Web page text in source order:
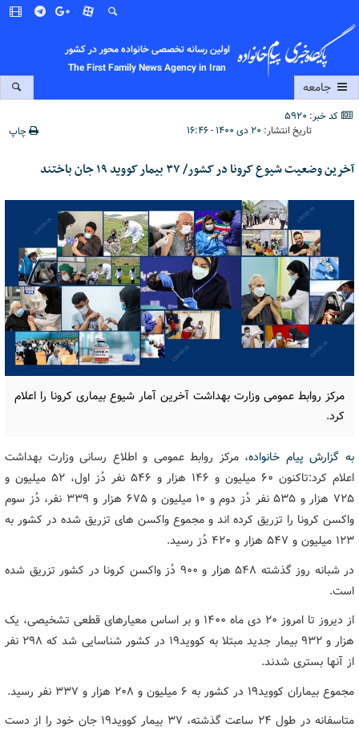
اولین رسانه تخصصی خانواده محور در کشور
The First Family News Agency in Iran
جامعه
کد خبر: 5920
تاریخ انتشار: ۲۰ دی ۱۴۰۰ - ۱۶:۴۶ چاپ
آخرین وضعیت شیوع کرونا در کشور/ ۳۷ بیمار کووید ۱۹ جان باختند
مرکز روابط عمومی وزارت بهداشت آخرین آمار شیوع بیماری کرونا را اعلام
کرد.
به گزارش پیام خانواده، مرکز روابط عمومی و اطلاع رسانی وزارت بهداشت
اعلام کرد:تاکنون ۶۰ میلیون و ۱۴۶ هزار و ۵۴۶ نفر دُز اول، ۵۲ میلیون و
۷۲۵ هزار و ۵۳۵ نفر دُز دوم و ۱۰ میلیون و ۶۷۵ هزار و ۳۳۹ نفر، دُز سوم
واکسن کرونا را تزریق کرده اند و مجموع واکسن های تزریق شده در کشور به
۱۲۳ میلیون و ۵۴۷ هزار و ۴۲۰ دُز رسید.
در شبانه روز گذشته ۵۴۸ هزار و ۹۰۰ دُز واکسن کرونا در کشور تزریق شده
است.
از دیروز تا امروز ۲۰ دی ماه ۱۴۰۰ و بر اساس معیارهای قطعی تشخیصی، یک
هزار و ۹۳۲ بیمار جدید مبتلا به کووید۱۹ در کشور شناسایی شد که ۲۹۸ نفر
از آنها بستری شدند.
مجموع بیماران کووید۱۹ در کشور به ۶ میلیون و ۲۰۸ هزار و ۳۳۷ نفر رسید.
متاسفانه در طول ۲۴ ساعت گذشته، ۳۷ بیمار کووید۱۹ جان خود را از دست